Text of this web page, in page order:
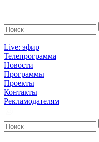
Live: эфир
Телепрограмма
Новости
Программы
Проекты
Контакты
Рекламодателям